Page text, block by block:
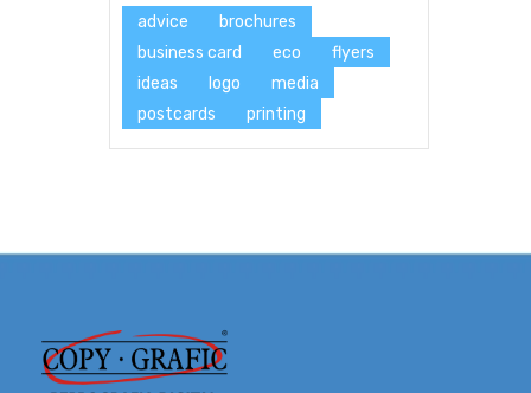
advice
brochures
business card
eco
flyers
ideas
logo
media
postcards
printing